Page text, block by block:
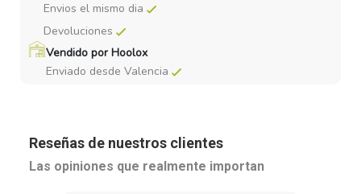
Envios el mismo dia
Devoluciones
Vendido por Hoolox
Enviado desde Valencia
Reseñas de nuestros clientes
Las opiniones que realmente importan